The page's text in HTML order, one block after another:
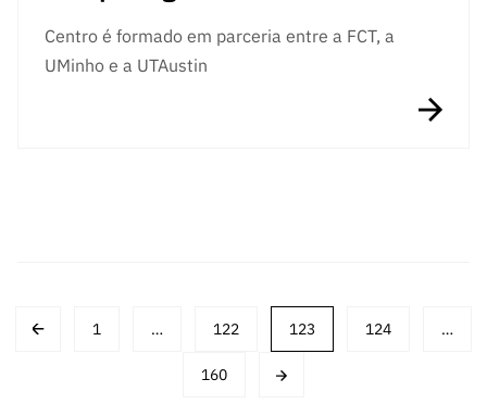
Centro é formado em parceria entre a FCT, a
UMinho e a UTAustin
Posts
navigation
1 … 122 123 124 …
160